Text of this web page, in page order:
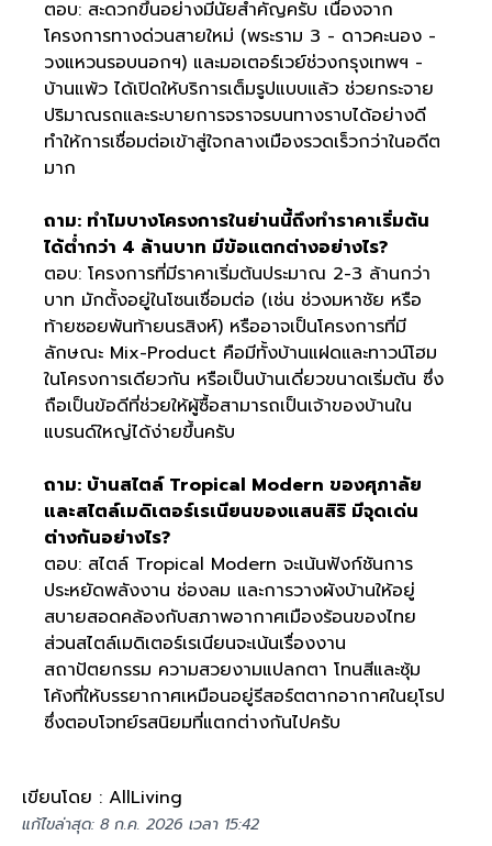
ตอบ: สะดวกขึ้นอย่างมีนัยสำคัญครับ เนื่องจาก
โครงการทางด่วนสายใหม่ (พระราม 3 - ดาวคะนอง -
วงแหวนรอบนอกฯ) และมอเตอร์เวย์ช่วงกรุงเทพฯ -
บ้านแพ้ว ได้เปิดให้บริการเต็มรูปแบบแล้ว ช่วยกระจาย
ปริมาณรถและระบายการจราจรบนทางราบได้อย่างดี
ทำให้การเชื่อมต่อเข้าสู่ใจกลางเมืองรวดเร็วกว่าในอดีต
มาก
ถาม: ทำไมบางโครงการในย่านนี้ถึงทำราคาเริ่มต้น
ได้ต่ำกว่า 4 ล้านบาท มีข้อแตกต่างอย่างไร?
ตอบ: โครงการที่มีราคาเริ่มต้นประมาณ 2-3 ล้านกว่า
บาท มักตั้งอยู่ในโซนเชื่อมต่อ (เช่น ช่วงมหาชัย หรือ
ท้ายซอยพันท้ายนรสิงห์) หรืออาจเป็นโครงการที่มี
ลักษณะ Mix-Product คือมีทั้งบ้านแฝดและทาวน์โฮม
ในโครงการเดียวกัน หรือเป็นบ้านเดี่ยวขนาดเริ่มต้น ซึ่ง
ถือเป็นข้อดีที่ช่วยให้ผู้ซื้อสามารถเป็นเจ้าของบ้านใน
แบรนด์ใหญ่ได้ง่ายขึ้นครับ
ถาม: บ้านสไตล์ Tropical Modern ของศุภาลัย
และสไตล์เมดิเตอร์เรเนียนของแสนสิริ มีจุดเด่น
ต่างกันอย่างไร?
ตอบ: สไตล์ Tropical Modern จะเน้นฟังก์ชันการ
ประหยัดพลังงาน ช่องลม และการวางผังบ้านให้อยู่
สบายสอดคล้องกับสภาพอากาศเมืองร้อนของไทย
ส่วนสไตล์เมดิเตอร์เรเนียนจะเน้นเรื่องงาน
สถาปัตยกรรม ความสวยงามแปลกตา โทนสีและซุ้ม
โค้งที่ให้บรรยากาศเหมือนอยู่รีสอร์ตตากอากาศในยุโรป
ซึ่งตอบโจทย์รสนิยมที่แตกต่างกันไปครับ
เขียนโดย : AllLiving
แก้ไขล่าสุด: 8 ก.ค. 2026 เวลา 15:42